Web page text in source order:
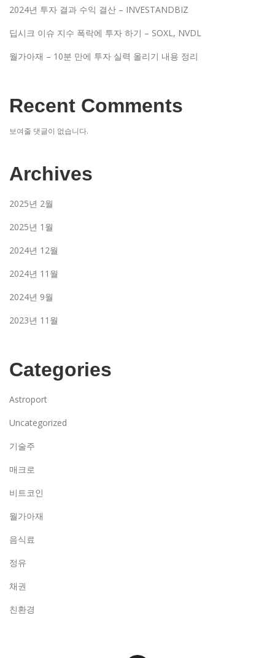
2024년 투자 결과 수익 결산 – INVESTANDBIZ
딥시크 이슈 지수 폭락에 투자 하기 – SOXL, NVDL
월가아재 – 10분 만에 투자 실력 올리기 내용 정리
Recent Comments
보여줄 댓글이 없습니다.
Archives
2025년 2월
2025년 1월
2024년 12월
2024년 11월
2024년 9월
2023년 11월
Categories
Astroport
Uncategorized
기술주
매크로
비트코인
월가아재
음식료
정유
채권
친환경